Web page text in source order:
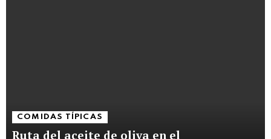
COMIDAS TÍPICAS
Ruta del aceite de oliva en el